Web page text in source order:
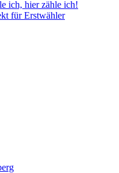
ich, hier zähle ich!
für Erstwähler